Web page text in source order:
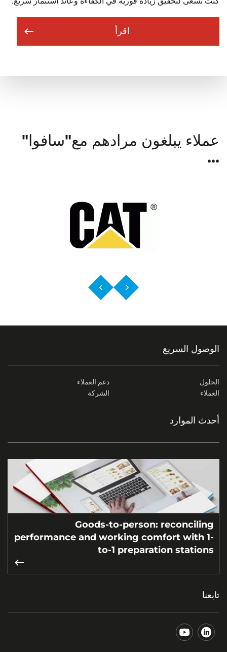
اقرأ
عملاء يبلغون مرادهم مع"سافوا"
...
الوصول السريع
الحلول
العملاء
دعم العملاء
الشركة
أحدث الموارد
Goods-to-person: reconciling
performance and working comfort with 1-
to-1 preparation stations
تابعنا